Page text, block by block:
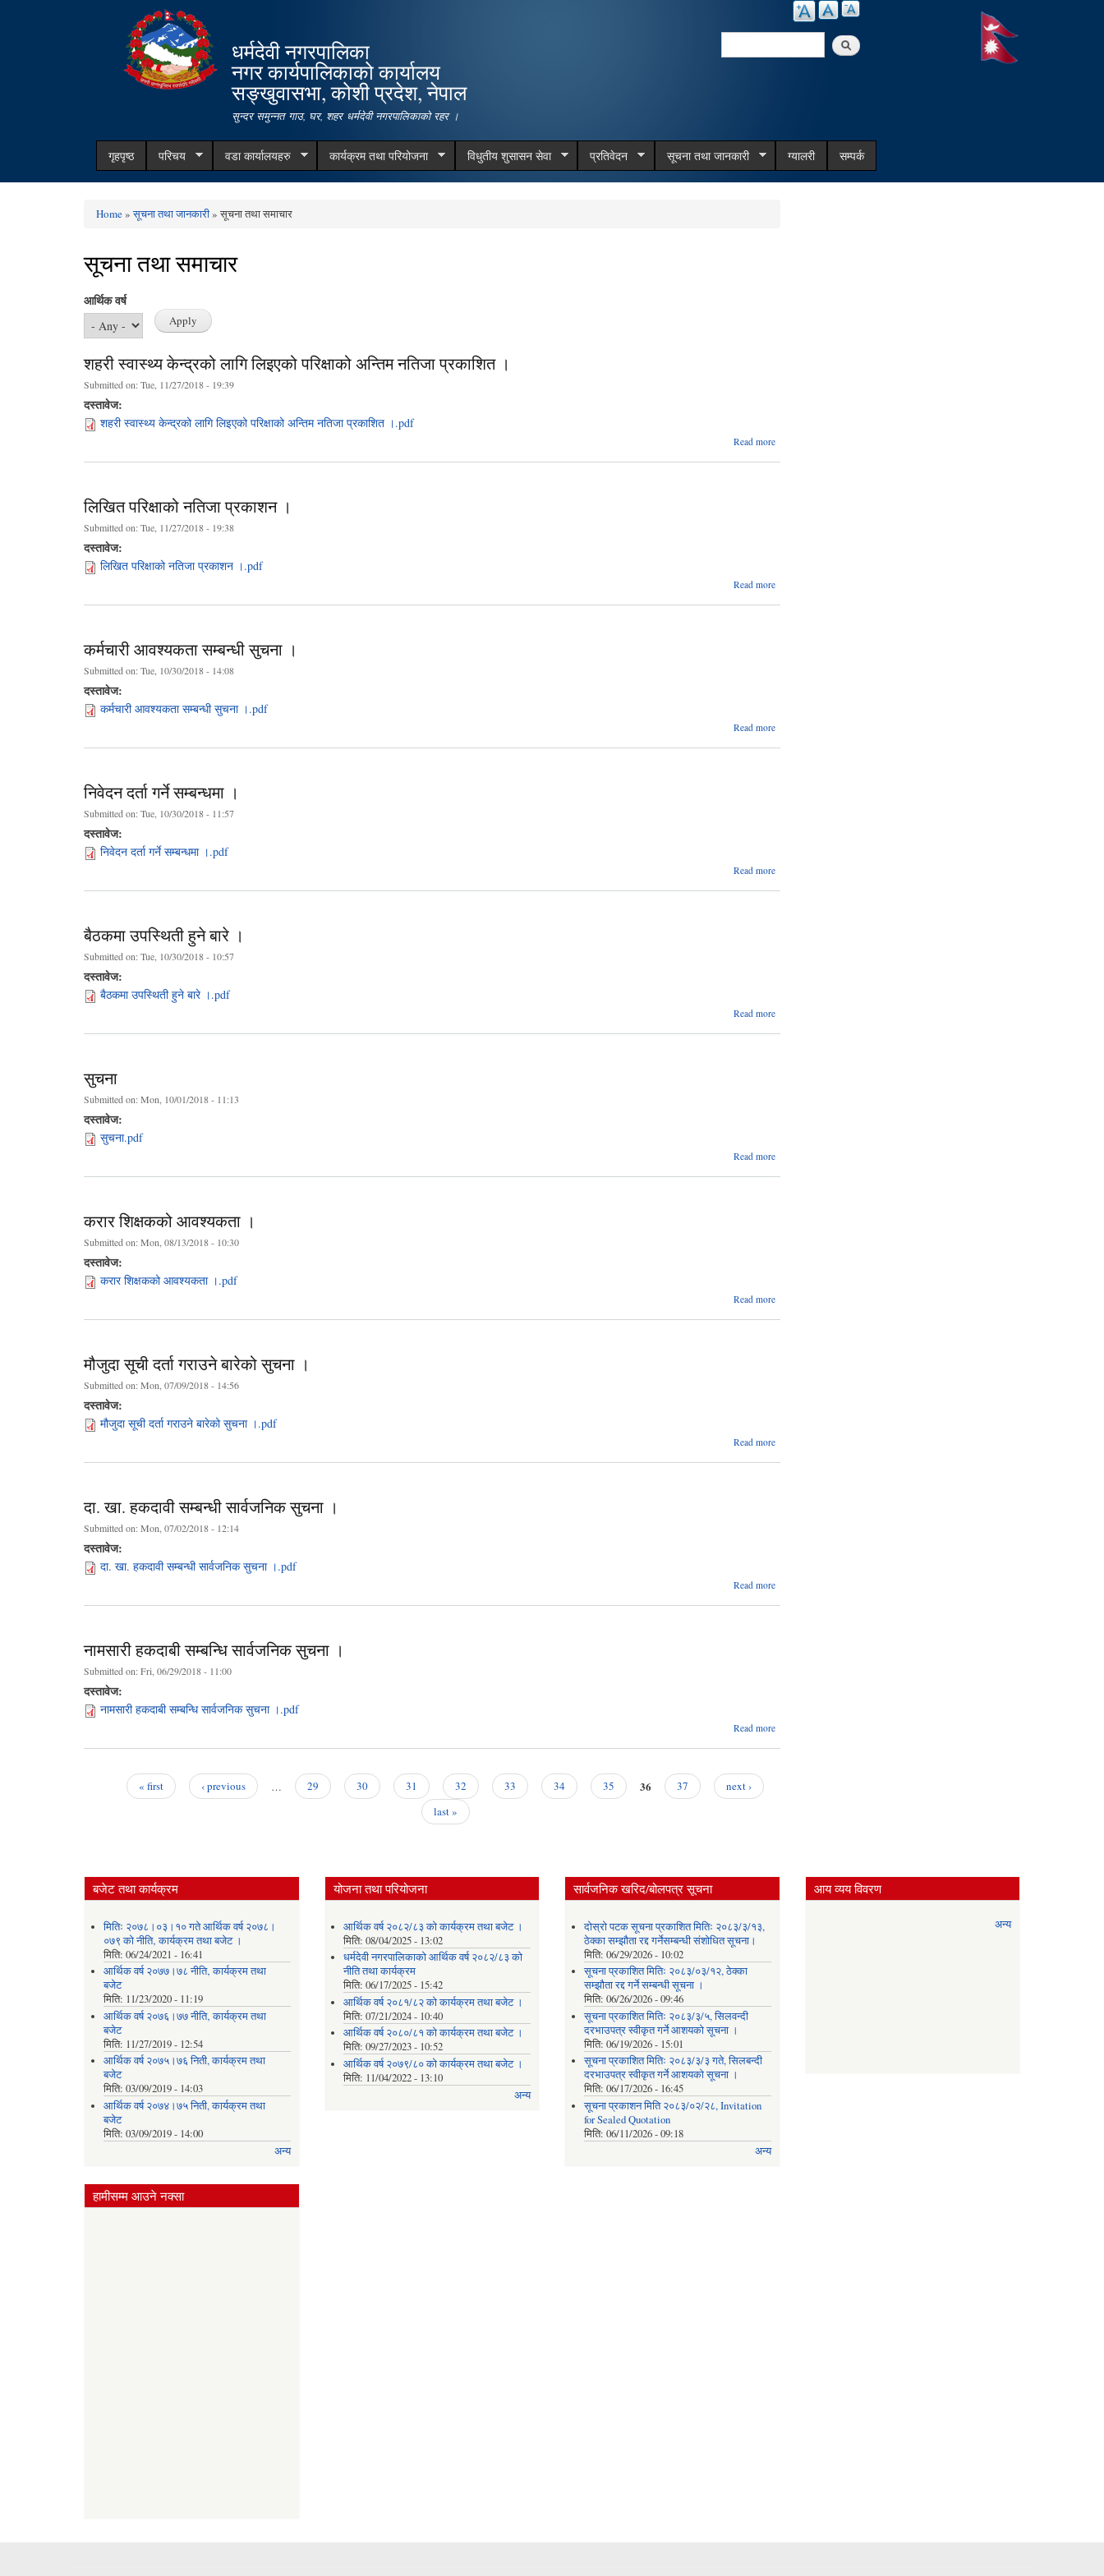
धर्मदेवी नगरपालिका
नगर कार्यपालिकाको कार्यालय
सङ्खुवासभा, कोशी प्रदेश, नेपाल
सुन्दर समुन्नत गाउ, घर, शहर धर्मदेवी नगरपालिकाको रहर ।
Search
गृहपृष्ठ परिचय वडा कार्यालयहरु कार्यक्रम तथा परियोजना विधुतीय शुसासन सेवा प्रतिवेदन सूचना तथा जानकारी ग्यालरी सम्पर्क
You are here
Home»सूचना तथा जानकारी» सूचना तथा समाचार
सूचना तथा समाचार
आर्थिक वर्ष
शहरी स्वास्थ्य केन्द्रको लागि लिइएको परिक्षाको अन्तिम नतिजा प्रकाशित ।
Submitted on:Tue, 11/27/2018 - 19:39
दस्तावेज:
शहरी स्वास्थ्य केन्द्रको लागि लिइएको परिक्षाको अन्तिम नतिजा प्रकाशित ।.pdf
Read more
लिखित परिक्षाको नतिजा प्रकाशन ।
Submitted on:Tue, 11/27/2018 - 19:38
दस्तावेज:
लिखित परिक्षाको नतिजा प्रकाशन ।.pdf
Read more
कर्मचारी आवश्यकता सम्बन्धी सुचना ।
Submitted on:Tue, 10/30/2018 - 14:08
दस्तावेज:
कर्मचारी आवश्यकता सम्बन्धी सुचना ।.pdf
Read more
निवेदन दर्ता गर्ने सम्बन्धमा ।
Submitted on:Tue, 10/30/2018 - 11:57
दस्तावेज:
निवेदन दर्ता गर्ने सम्बन्धमा ।.pdf
Read more
बैठकमा उपस्थिती हुने बारे ।
Submitted on:Tue, 10/30/2018 - 10:57
दस्तावेज:
बैठकमा उपस्थिती हुने बारे ।.pdf
Read more
सुचना
Submitted on:Mon, 10/01/2018 - 11:13
दस्तावेज:
सुचना.pdf
Read moreabout
करार शिक्षकको आवश्यकता ।
Submitted on:Mon, 08/13/2018 - 10:30
दस्तावेज:
करार शिक्षकको आवश्यकता ।.pdf
Read more
मौजुदा सूची दर्ता गराउने बारेको सुचना ।
Submitted on:Mon, 07/09/2018 - 14:56
दस्तावेज:
मौजुदा सूची दर्ता गराउने बारेको सुचना ।.pdf
Read moreabout
दा. खा. हकदावी सम्बन्धी सार्वजनिक सुचना ।
Submitted on:Mon, 07/02/2018 - 12:14
दस्तावेज:
दा. खा. हकदावी सम्बन्धी सार्वजनिक सुचना ।.pdf
Read more
नामसारी हकदाबी सम्बन्धि सार्वजनिक सुचना ।
Submitted on:Fri, 06/29/2018 - 11:00
दस्तावेज:
नामसारी हकदाबी सम्बन्धि सार्वजनिक सुचना ।.pdf
Read more
« first ‹ previous … 29 30 31 32 33 34 35 36 37
next ›
last »
बजेट तथा कार्यक्रम
मितिः २०७८।०३।१० गते आर्थिक वर्ष २०७८।
०७९ को नीति‚ कार्यक्रम तथा बजेट ।
मिति: 06/24/2021 - 16:41
आर्थिक वर्ष २०७७।७८ नीति‚ कार्यक्रम तथा
बजेट
मिति: 11/23/2020 - 11:19
आर्थिक वर्ष २०७६।७७ नीति‚ कार्यक्रम तथा
बजेट
मिति: 11/27/2019 - 12:54
आर्थिक वर्ष २०७५।७६ निती, कार्यक्रम तथा
बजेट
मिति: 03/09/2019 - 14:03
आर्थिक वर्ष २०७४।७५ निती, कार्यक्रम तथा
बजेट
मिति: 03/09/2019 - 14:00
अन्य
योजना तथा परियोजना
आर्थिक वर्ष २०८२/८३ को कार्यक्रम तथा बजेट ।
मिति:08/04/2025 - 13:02
धर्मदेवी नगरपालिकाको आर्थिक वर्ष २०८२/८३ को
नीति तथा कार्यक्रम
मिति:06/17/2025 - 15:42
आर्थिक वर्ष २०८१/८२ को कार्यक्रम तथा बजेट ।
मिति:07/21/2024 - 10:40
आर्थिक वर्ष २०८०/८१ को कार्यक्रम तथा बजेट ।
मिति:09/27/2023 - 10:52
आर्थिक वर्ष २०७९/८० को कार्यक्रम तथा बजेट ।
मिति: 11/04/2022 - 13:10
अन्य
सार्वजनिक खरिद/बोलपत्र सूचना
दोस्रो पटक सूचना प्रकाशित मितिः २०८३/३/१३,
ठेक्का सम्झौता रद्द गर्नेसम्बन्धी संशोधित सूचना।
मिति: 06/29/2026 - 10:02
सूचना प्रकाशित मितिः २०८३/०३/१२, ठेक्का
सम्झौता रद्द गर्ने सम्बन्धी सूचना ।
मिति: 06/26/2026 - 09:46
सूचना प्रकाशित मितिः २०८३/३/५, सिलवन्दी
दरभाउपत्र स्वीकृत गर्ने आशयको सूचना ।
मिति: 06/19/2026 - 15:01
सूचना प्रकाशित मितिः २०८३/३/३ गते, सिलबन्दी
दरभाउपत्र स्वीकृत गर्ने आशयको सूचना ।
मिति: 06/17/2026 - 16:45
सूचना प्रकाशन मिति २०८३/०२/२८, Invitation
for Sealed Quotation
मिति: 06/11/2026 - 09:18
अन्य
आय व्यय विवरण
अन्य
हामीसम्म आउने नक्सा